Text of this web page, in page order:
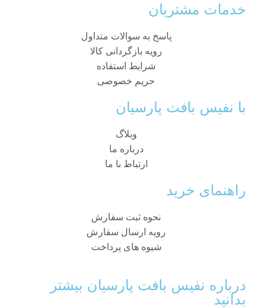
خدمات مشتریان
پاسخ به سوالات متداول
رویه بازگردانی کالا
شرایط استفاده
حریم خصوصی
با نفیس بافت پارسیان
وبلاگ
درباره ما
ارتباط با ما
راهنمای خرید
نحوه ثبت سفارش
رویه ارسال سفارش
شیوه های پرداخت
درباره نفیس بافت پارسیان بیشتر
بدانید